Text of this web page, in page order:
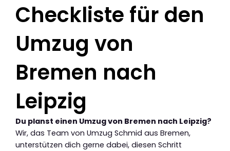
Checkliste für den
Umzug von
Bremen nach
Leipzig
Du planst einen Umzug von Bremen nach Leipzig?
Wir, das Team von Umzug Schmid aus Bremen,
unterstützen dich gerne dabei, diesen Schritt